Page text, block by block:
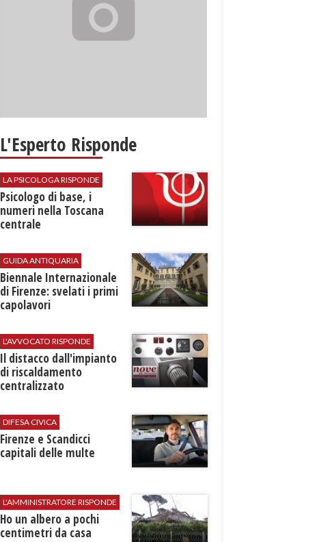
L'Esperto Risponde
LA PSICOLOGA RISPONDE
Psicologo di base, i
numeri nella Toscana
centrale
GUIDA ANTIQUARIA
Biennale Internazionale
di Firenze: svelati i primi
capolavori
L'AVVOCATO RISPONDE
Il distacco dall'impianto
di riscaldamento
centralizzato
DIFESA CIVICA
Firenze e Scandicci
capitali delle multe
L'AMMINISTRATORE RISPONDE
Ho un albero a pochi
centimetri da casa